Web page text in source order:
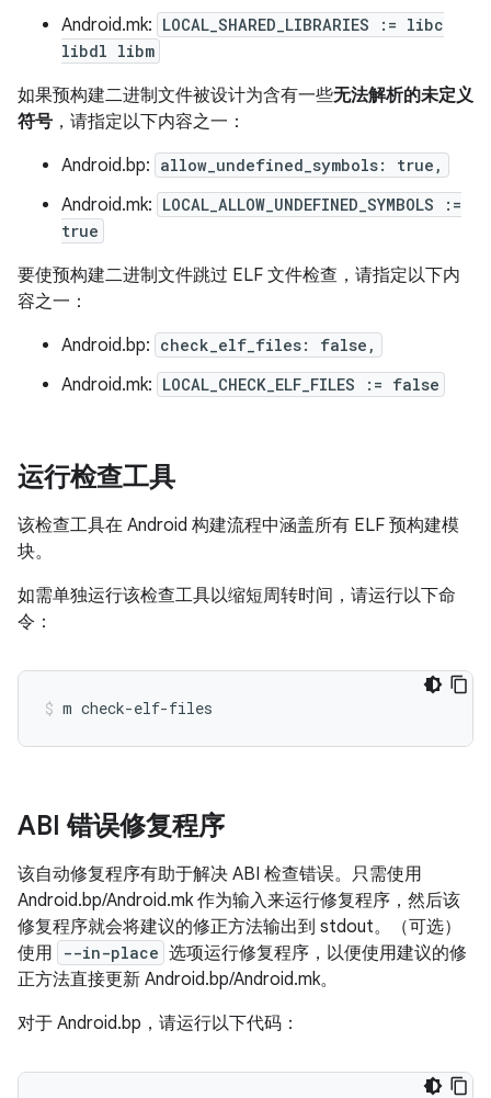
Android.mk: LOCAL_SHARED_LIBRARIES := libc
libdl libm
如果预构建二进制文件被设计为含有一些无法解析的未定义
符号 ，请指定以下内容之一：
Android.bp: allow_undefined_symbols: true,
Android.mk: LOCAL_ALLOW_UNDEFINED_SYMBOLS :=
true
要使预构建二进制文件跳过 ELF 文件检查，请指定以下内
容之一：
Android.bp: check_elf_files: false,
Android.mk: LOCAL_CHECK_ELF_FILES := false
运行检查工具
该检查工具在 Android 构建流程中涵盖所有 ELF 预构建模
块。
如需单独运行该检查工具以缩短周转时间，请运行以下命
令：
m check-elf-files
ABI 错误修复程序
该自动修复程序有助于解决 ABI 检查错误。只需使用
Android.bp/Android.mk 作为输入来运行修复程序，然后该
修复程序就会将建议的修正方法输出到 stdout。（可选）
使用
--in-place 选项运行修复程序，以便使用建议的修
正方法直接更新 Android.bp/Android.mk。
对于 Android.bp，请运行以下代码：